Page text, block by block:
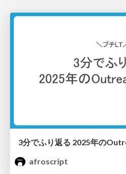
3分でふり返る 2025年の
afroscript